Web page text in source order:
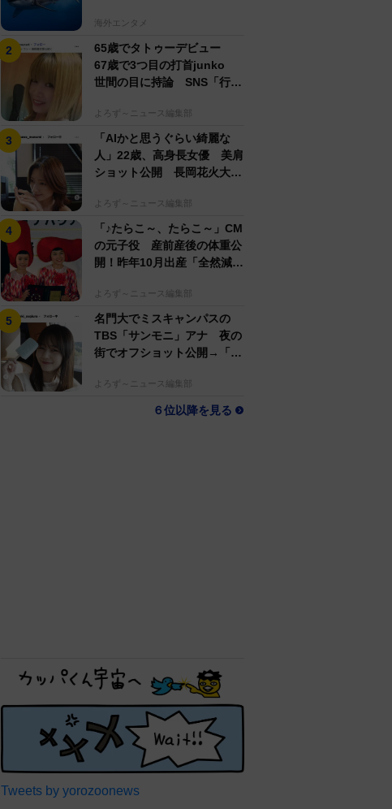
海外エンタメ
65歳でタトゥーデビュー
67歳で3つ目の打首junko
世間の目に持論 SNS「行動
よろず～ニュース編集部
「AIかと思うぐらい綺麗な
人」22歳、高身長女優 美肩
ショット公開 長岡花火大会
よろず～ニュース編集部
「♪たらこ～、たらこ～」CM
の元子役 産前産後の体重公
開！昨年10月出産「全然減ら
よろず～ニュース編集部
名門大でミスキャンパスの
TBS「サンモニ」アナ 夜の
街でオフショット公開→「ノ
よろず～ニュース編集部
６位以降を見る
Tweets by yorozoonews